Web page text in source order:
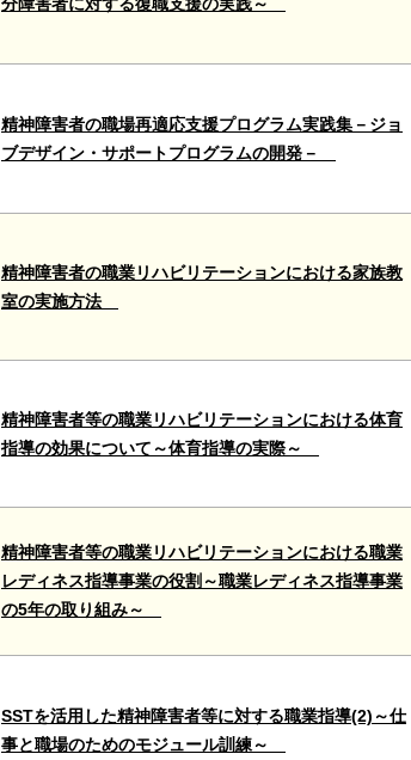
分障害者に対する復職支援の実践～
精神障害者の職場再適応支援プログラム実践集－ジョ
ブデザイン・サポートプログラムの開発－
精神障害者の職業リハビリテーションにおける家族教
室の実施方法
精神障害者等の職業リハビリテーションにおける体育
指導の効果について～体育指導の実際～
精神障害者等の職業リハビリテーションにおける職業
レディネス指導事業の役割～職業レディネス指導事業
の5年の取り組み～
SSTを活用した精神障害者等に対する職業指導(2)～仕
事と職場のためのモジュール訓練～